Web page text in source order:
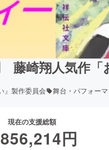
崎翔人気作「
』製作委員会 舞台・パフォー
現在の支援総額
円